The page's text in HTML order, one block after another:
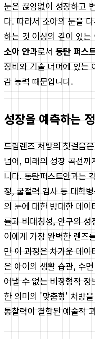
눈은 끊임없이 성장하고
다. 따라서 소아의 눈을
하는 것 이상의 깊이 있는
소아 안과로서 동탄 퍼스
장비와 기술 너머에 있는
감 능력 때문입니다.
성장을 예측하는
드림렌즈 처방의 첫걸음
넘어, 미래의 성장 곡선
니다. 동탄퍼스트안과는
정, 굴절력 검사 등 대학
의 눈에 대한 방대한 데
률과 비대칭성, 안구의
이에게 가장 완벽한 렌즈
만 이 과정은 차가운 데
은 아이의 생활 습관, 수
어낼 수 없는 비정형적
한 의미의 '맞춤형' 처방
통찰력이 결합된 예술적